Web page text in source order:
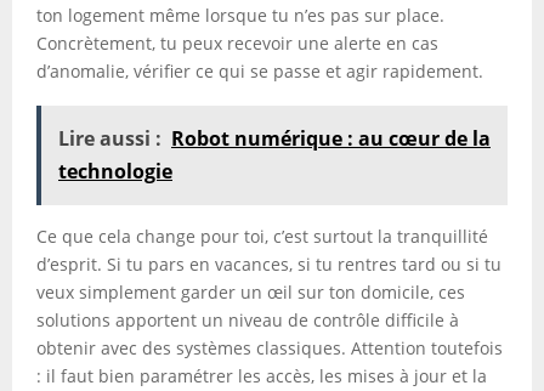
ton logement même lorsque tu n’es pas sur place.
Concrètement, tu peux recevoir une alerte en cas
d’anomalie, vérifier ce qui se passe et agir rapidement.
Lire aussi : Robot numérique : au cœur de la
technologie
Ce que cela change pour toi, c’est surtout la tranquillité
d’esprit. Si tu pars en vacances, si tu rentres tard ou si tu
veux simplement garder un œil sur ton domicile, ces
solutions apportent un niveau de contrôle difficile à
obtenir avec des systèmes classiques. Attention toutefois
: il faut bien paramétrer les accès, les mises à jour et la